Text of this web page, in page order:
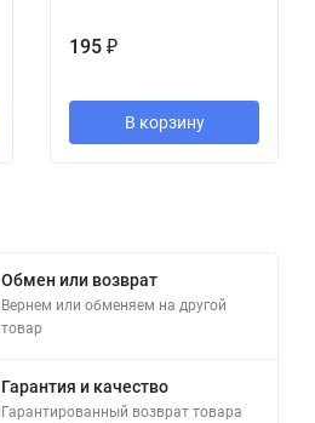
195 ₽
В корзину
Обмен или возврат
Вернем или обменяем на другой
товар
Гарантия и качество
Гарантированный возврат товара